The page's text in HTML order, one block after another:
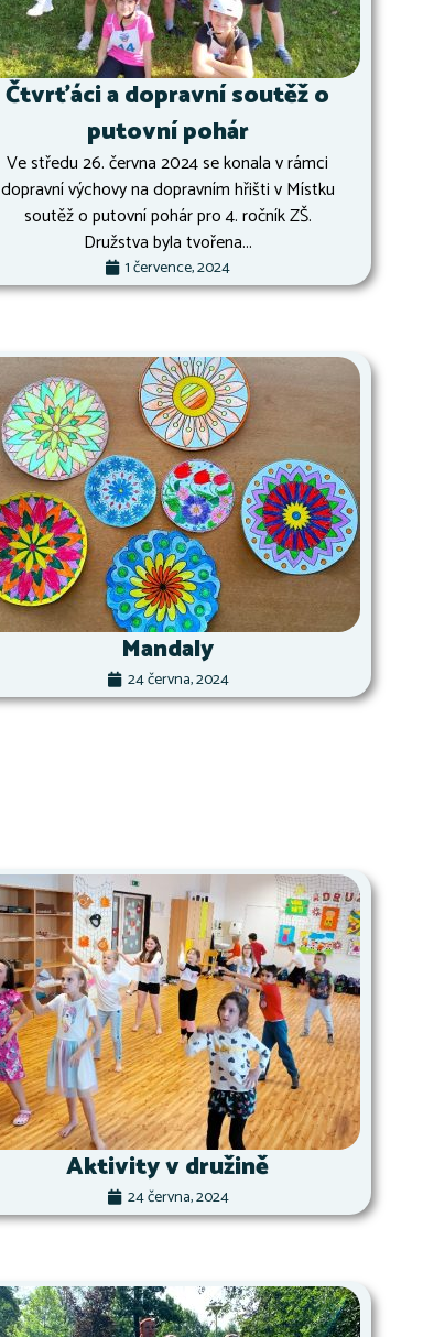
Čtvrťáci a dopravní soutěž o
putovní pohár
Ve středu 26. června 2024 se konala v rámci
dopravní výchovy na dopravním hřišti v Místku
soutěž o putovní pohár pro 4. ročník ZŠ.
Družstva byla tvořena...
1 července, 2024
Mandaly
24 června, 2024
Aktivity v družině
24 června, 2024